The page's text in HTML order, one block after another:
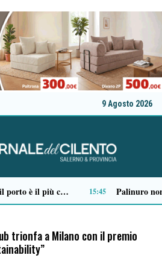
9 Agosto 2026
Ordigno bellico riaffiora in un terreno di Battipaglia: scatta la messa in sicurezza 09:01
trionfa a Milano con il premio